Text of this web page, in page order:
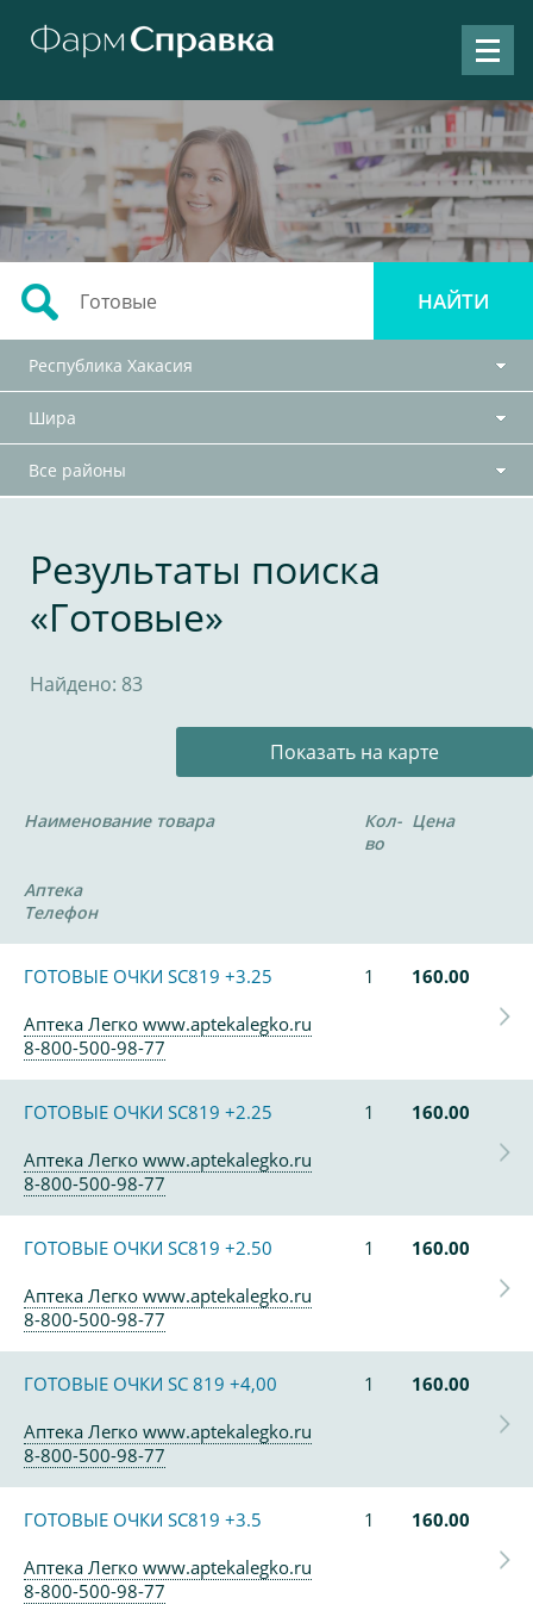
Республика Хакасия
Шира
Все районы
Результаты поиска
«Готовые»
Найдено: 83
Показать на карте
Наименование товара
Кол-
во
Цена
Аптека
Телефон
ГОТОВЫЕ ОЧКИ SC819 +3.25 1
160.00
Аптека Легко www.aptekalegko.ru
8-800-500-98-77
ГОТОВЫЕ ОЧКИ SC819 +2.25 1
160.00
Аптека Легко www.aptekalegko.ru
8-800-500-98-77
ГОТОВЫЕ ОЧКИ SC819 +2.50 1
160.00
Аптека Легко www.aptekalegko.ru
8-800-500-98-77
ГОТОВЫЕ ОЧКИ SC 819 +4,00 1
160.00
Аптека Легко www.aptekalegko.ru
8-800-500-98-77
ГОТОВЫЕ ОЧКИ SC819 +3.5 1
160.00
Аптека Легко www.aptekalegko.ru
8-800-500-98-77